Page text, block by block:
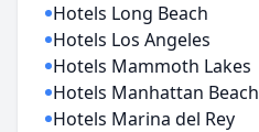
Hotels Long Beach
Hotels Los Angeles
Hotels Mammoth Lakes
Hotels Manhattan Beach
Hotels Marina del Rey